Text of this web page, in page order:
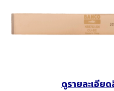
ดูรายละเอีย